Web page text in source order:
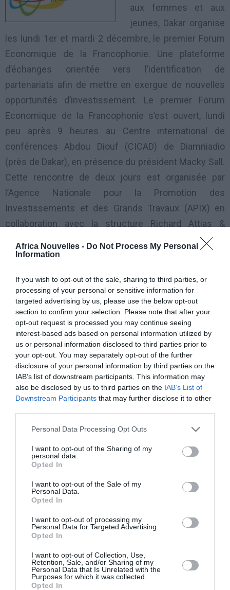
Africa Nouvelles - Do Not Process My Personal
Information
If you wish to opt-out of the sale, sharing to third parties, or
processing of your personal or sensitive information for
targeted advertising by us, please use the below opt-out
section to confirm your selection. Please note that after your
opt-out request is processed you may continue seeing
interest-based ads based on personal information utilized by
us or personal information disclosed to third parties prior to
your opt-out. You may separately opt-out of the further
disclosure of your personal information by third parties on the
IAB’s list of downstream participants. This information may
also be disclosed by us to third parties on the IAB’s List of
Downstream Participants that may further disclose it to other
Personal Data Processing Opt Outs
I want to opt-out of the Sharing of my
personal data.
Opted In
I want to opt-out of the Sale of my
Personal Data.
Opted In
I want to opt-out of processing my
Personal Data for Targeted Advertising.
Opted In
I want to opt-out of Collection, Use,
Retention, Sale, and/or Sharing of my
Personal Data that Is Unrelated with the
Purposes for which it was collected.
Opted In
aux femmes et aux
jeunes, Dakar organise
les lundi 1er et mardi 2 décembre, le premier Forum
Economique de la Francophonie. Une plateforme
d’échanges orientée vers l’identification de
partenariats afin de mettre en exergue de nouvelles
opportunités d’investissement. Le premier Forum
Economique de la Francophonie s’est ouvert, lundi
peu après 9 heures au Centre international de
conférences Abdou Diouf (CICAD) de Diamniadio
(près de Dakar), en présence du président Macky Sall.
Cette rencontre de deux jours est organisée par
l’Agence Nationale pour la Promotion des
Investissements et des Grands Travaux (APIX) en
collaboration avec la structure Richard Attias &
d’experts internationaux, de décideurs politiques et
économiques venant des 5 continents. L’ancien
secrétaire général de l’OIF (Organisation Internationale
de la Francophonie) Abdou Diouf, le maire de
Bordeaux Alain Juppé , le ministre canadien du
Développement International et de la Francophonie,
Christian Paradis, assistent au forum. Le vice-
président de la Banque mondiale, Makhtar Diop,
Thierry Breton l’ancien ministre français de
personnalités sont présents à la manifestation.
Plusieurs membres du gouvernement sénégalais
Dionne, les ministres de l’Economie, des Finances et
Awa Marie Coll Seck, participent à ce premier forum
économique qui se tient au lendemain du XV sommet
de la Francophonie.
A travers un spectacle sons et lumières, des écoliers